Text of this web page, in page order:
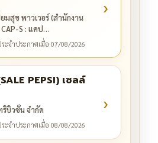
มสุข พาวเวอร์ (สำนักงาน
S : แคป…
ะจำประกาศเมื่อ 07/08/2026
›
PEPSI) เซลล์
บิวชั่น จำกัด
ะจำประกาศเมื่อ 08/08/2026
›